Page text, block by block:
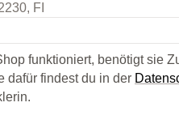
FI
funktioniert, benötigt sie
dafür findest du in der